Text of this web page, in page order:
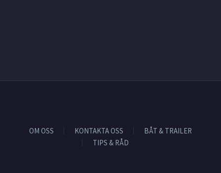
OM OSS KONTAKTA OSS
BÅT & TRAILER
TIPS & RÅD